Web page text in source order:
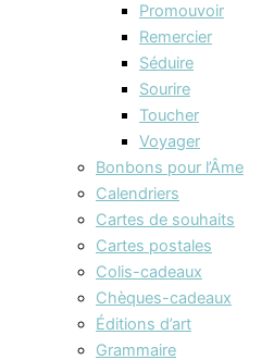
Promouvoir
Remercier
Séduire
Sourire
Toucher
Voyager
Bonbons pour l’Âme
Calendriers
Cartes de souhaits
Cartes postales
Colis-cadeaux
Chèques-cadeaux
Éditions d’art
Grammaire